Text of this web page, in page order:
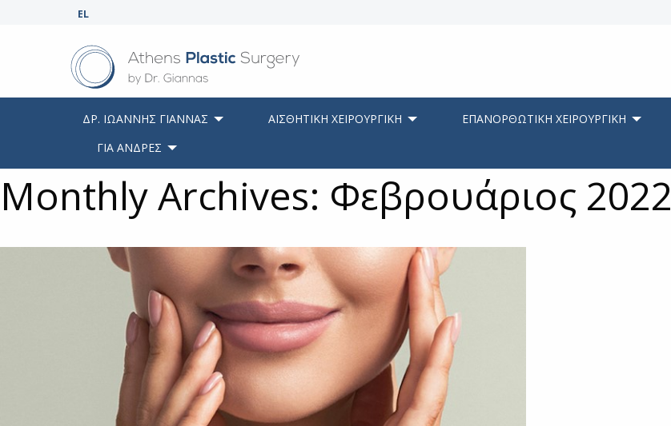
EL
ΔΡ. ΙΩΑΝΝΗΣ ΓΙΑΝΝΑΣ ΑΙΣΘΗΤΙΚΗ ΧΕΙΡΟΥΡΓΙΚΗ ΕΠΑΝΟΡΘΩΤΙΚΗ ΧΕΙΡΟΥΡΓΙΚΗ
ΓΙΑ ΑΝΔΡΕΣ
Monthly Archives: Φεβρουάριος 2022